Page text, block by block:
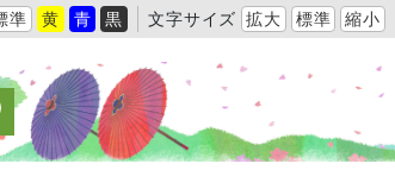
準 黄 青 黒 文字サイズ 拡大 標準 縮小